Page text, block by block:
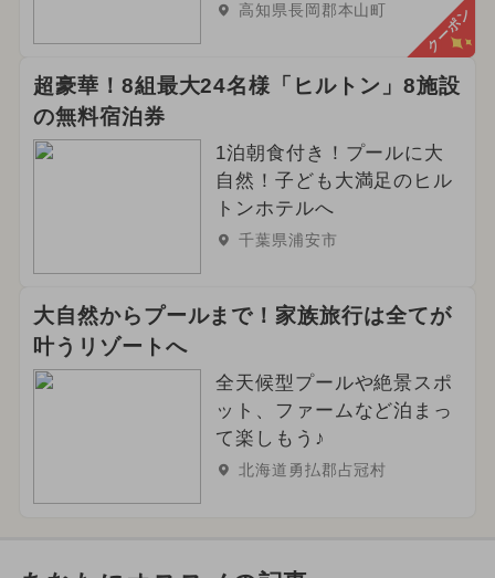
高知県長岡郡本山町 クーポン
超豪華！8組最大24名様「ヒルトン」8施設
の無料宿泊券
1泊朝食付き！プールに大
自然！子ども大満足のヒル
トンホテルへ
千葉県浦安市
大自然からプールまで！家族旅行は全てが
叶うリゾートへ
全天候型プールや絶景スポ
ット、ファームなど泊まっ
て楽しもう♪
北海道勇払郡占冠村